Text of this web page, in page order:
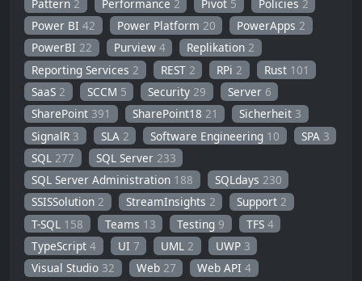
Pattern2 Performance 2 Pivot 5 Policies 2
Power BI42 Power Platform 20 PowerApps2
PowerBI22 Purview 4 Replikation2
Reporting Services 2 REST 2 RPi 2 Rust 101
SaaS2 SCCM 5 Security29 Server 6
SharePoint 391 SharePoint18 21 Sicherheit 3
SignalR 3 SLA 2 Software Engineering 10 SPA 3
SQL277 SQL Server 233
SQL Server Administration 188 SQLdays 230
SSISSolution2 StreamInsights 2 Support2
T-SQL 158 Teams 13 Testing 9 TFS 4
TypeScript4 UI 7 UML2 UWP 3
Visual Studio 32 Web 27 Web API4